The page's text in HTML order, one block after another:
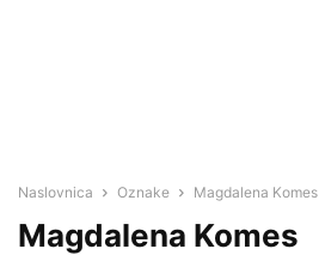
Naslovnica Oznake Magdalena Komes
Magdalena Komes